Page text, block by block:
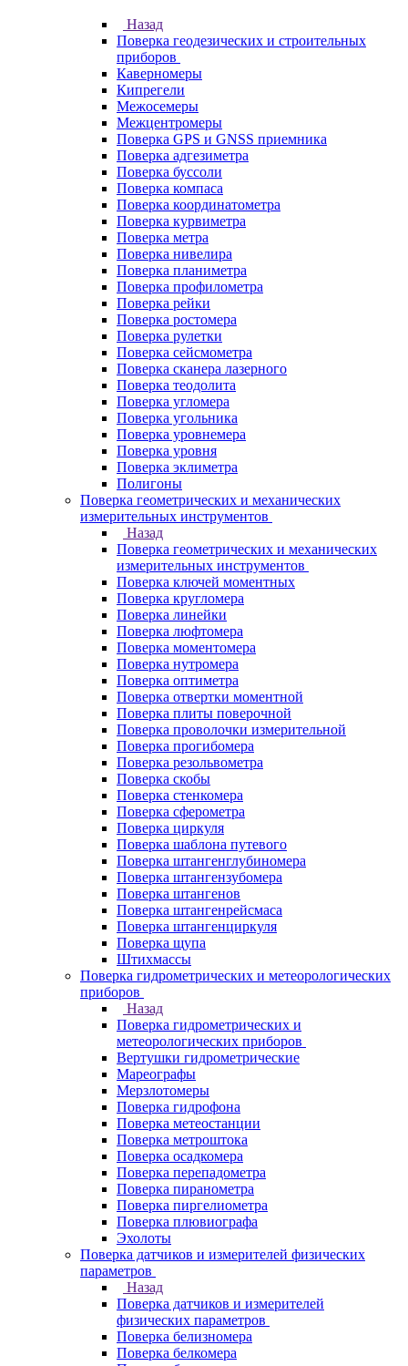
Назад
Поверка геодезических и строительных
приборов
Каверномеры
Кипрегели
Межосемеры
Межцентромеры
Поверка GPS и GNSS приемника
Поверка адгезиметра
Поверка буссоли
Поверка компаса
Поверка координатометра
Поверка курвиметра
Поверка метра
Поверка нивелира
Поверка планиметра
Поверка профилометра
Поверка рейки
Поверка ростомера
Поверка рулетки
Поверка сейсмометра
Поверка сканера лазерного
Поверка теодолита
Поверка угломера
Поверка угольника
Поверка уровнемера
Поверка уровня
Поверка эклиметра
Полигоны
Поверка геометрических и механических
измерительных инструментов
Назад
Поверка геометрических и механических
измерительных инструментов
Поверка ключей моментных
Поверка кругломера
Поверка линейки
Поверка люфтомера
Поверка моментомера
Поверка нутромера
Поверка оптиметра
Поверка отвертки моментной
Поверка плиты поверочной
Поверка проволочки измерительной
Поверка прогибомера
Поверка резольвометра
Поверка скобы
Поверка стенкомера
Поверка сферометра
Поверка циркуля
Поверка шаблона путевого
Поверка штангенглубиномера
Поверка штангензубомера
Поверка штангенов
Поверка штангенрейсмаса
Поверка штангенциркуля
Поверка щупа
Штихмассы
Поверка гидрометрических и метеорологических
приборов
Назад
Поверка гидрометрических и
метеорологических приборов
Вертушки гидрометрические
Мареографы
Мерзлотомеры
Поверка гидрофона
Поверка метеостанции
Поверка метроштока
Поверка осадкомера
Поверка перепадометра
Поверка пиранометра
Поверка пиргелиометра
Поверка плювиографа
Эхолоты
Поверка датчиков и измерителей физических
параметров
Назад
Поверка датчиков и измерителей
физических параметров
Поверка белизномера
Поверка белкомера